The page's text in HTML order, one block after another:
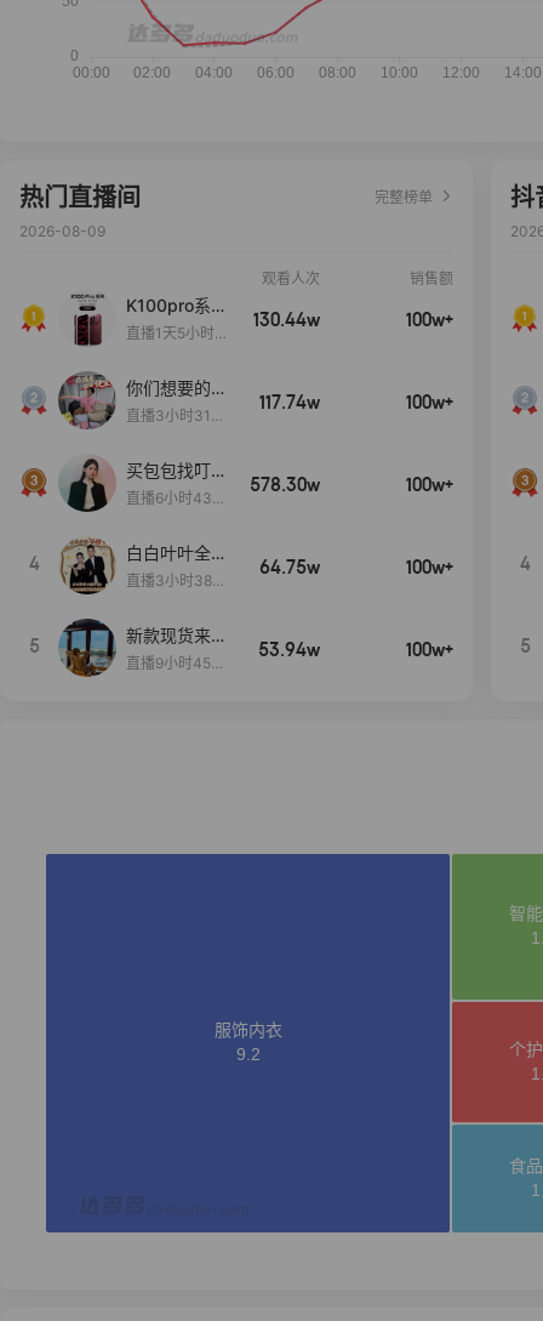
热门直播间
完整榜单
2026-08-09
观看人次 销售额
K100pro系列
新品预约中~
直播1天5小时9
130.44w 100w+
你们想要的
包！终于来
意！
直播3小时31分
117.74w 100w+
买包包找叮
当,一折购！
直播6小时43分
578.30w 100w+
4
白白叶叶全品
类好物补贴节
直播3小时38分
64.75w 100w+
5
新款现货来了
～
直播9小时45分
53.94w 100w+
抖
4
5